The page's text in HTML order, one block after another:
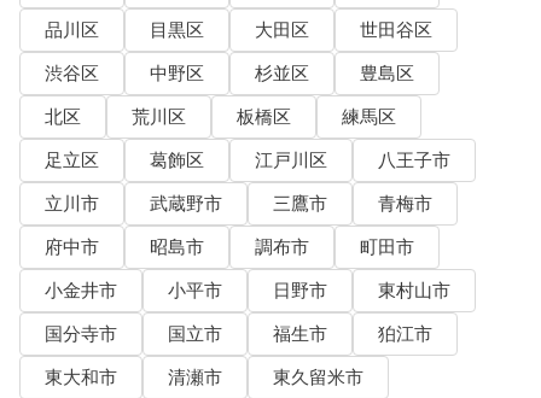
品川区
目黒区 大田区
世田谷区
渋谷区
中野区 杉並区
豊島区
北区
荒川区 板橋区
練馬区
足立区
葛飾区 江戸川区
八王子市
立川市
武蔵野市 三鷹市
青梅市
府中市
昭島市 調布市
町田市
小金井市
小平市 日野市
東村山市
国分寺市
国立市 福生市
狛江市
東大和市
清瀬市
東久留米市